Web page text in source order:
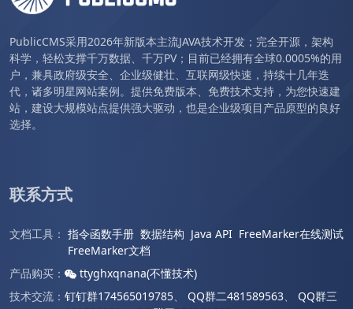
PublicCMS采用2026年新版本主流JAVA技术开发；完全开源，架构
科学，轻松支撑千万数据、千万PV；目前已经拥有全球0.0005%的用
户，兼具政府级安全、企业级健壮、互联网级快速，持续十几年迭
代，诸多明星网站案例。提供免费版本、免费技术支持，为您快速建
站，建设大规模站点提供强大驱动，也是企业级项目产品原型的良好
选择。
联系方式
文档工具： 指令函数手册 数据结构 Java API FreeMarker在线测试
FreeMarker文档
产品购买：
ttyghxqnana(不懂技术)
技术交流： 钉钉群174565019785、 QQ群二481589563、 QQ群三